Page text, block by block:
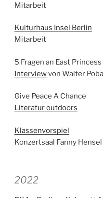
Mitarbeit
Kulturhaus Insel Berlin
Mitarbeit
5 Fragen an East Princess
Interviewvon Walter
Give Peace A Chance
Literatur outdoors
Klassenvorspiel
Konzertsaal Fanny
2022